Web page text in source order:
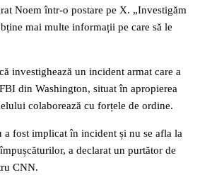
Noem într-o postare pe X. „Investigăm
mai multe informații pe care să le
investighează un incident armat care a
din Washington, situat în apropierea
colaborează cu forțele de ordine.
a fost implicat în incident și nu se afla la
a declarat un purtător de
CNN.